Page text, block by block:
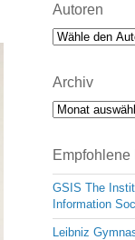
Autoren
Archiv
Archiv
Empfohlene
GSIS The
Information
Leibniz